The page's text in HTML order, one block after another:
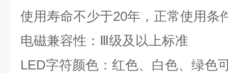
使用寿命不少于20年，正常使用条
电磁兼容性：Ⅲ级及以上标准
LED字符颜色：红色、白色、绿色